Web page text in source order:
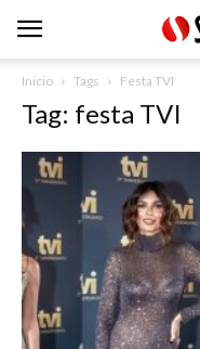
Inicio Tags Festa TVI
Tag: festa TVI